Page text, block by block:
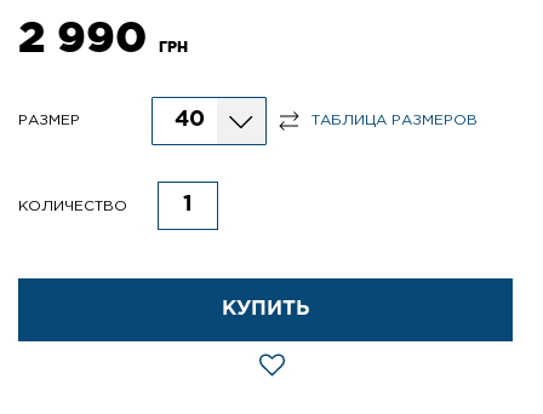
2 990 ГРН
РАЗМЕР 40 ТАБЛИЦА РАЗМЕРОВ
КОЛИЧЕСТВО
КУПИТЬ